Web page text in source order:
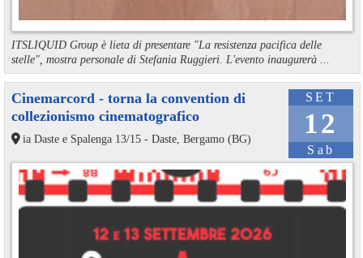
ITSLIQUID Group è lieta di presentare "La resistenza pacifica delle
stelle", mostra personale di Stefania Ruggieri. L'evento inaugurerà ...
SET
12
Sab
Cinemarcord - torna la convention di
collezionismo cinematografico
ia Daste e Spalenga 13/15 - Daste, Bergamo (BG)